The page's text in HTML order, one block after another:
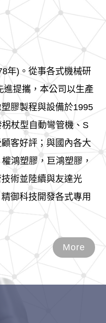
年)。從事各式機械研
進提攜，本公司以生產
膠製程與設備於1995
杖型自動彎管機、S
客好評；與國內各大
鴻塑膠，巨鴻塑膠，
術並陸續與友達光
御科技開發各式專用
More